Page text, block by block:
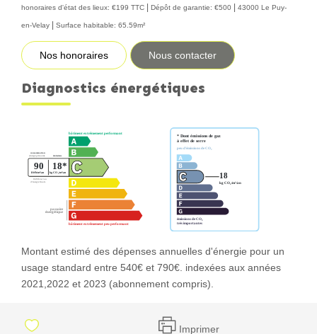
honoraires d'état des lieux: €199 TTC | Dépôt de garantie: €500 | 43000 Le Puy-
en-Velay | Surface habitable: 65.59m²
Nos honoraires Nous contacter
Diagnostics énergétiques
Montant estimé des dépenses annuelles d'énergie pour un
usage standard entre 540€ et 790€. indexées aux années
2021,2022 et 2023 (abonnement compris).
Imprimer